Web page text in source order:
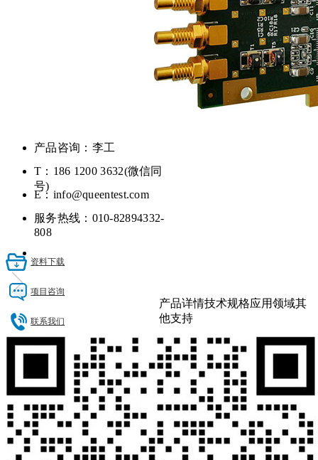
QT7150-FMC AD 子卡
数据量化16位，有效分辨率
>11.3；4通道，250MS/s采样
率；支持外部同步/触发输入和
输出
产品咨询：李工
T：186 1200 3632(微信同
号)
E：info@queentest.com
服务热线：010-82894332-
808
资料下载
项目咨询
联系我们
产品详情技术规格应用领域其
他支持
产品简介
QT7150是一款高分辨率、高采
样率的ADC FMC子板。它提
供4路16位250MS/s的A/D通
道，全功率模拟-3dB输入带宽
可达900MHz。本产品是基于
ADI公司的AD9467BCPZ-250